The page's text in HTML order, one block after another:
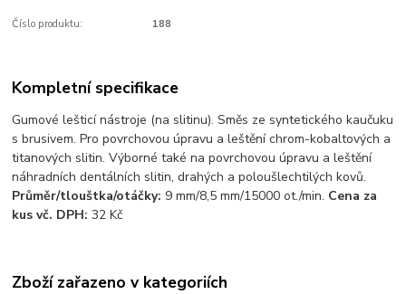
Číslo produktu: 188
Kompletní specifikace
Gumové lešticí nástroje (na slitinu). Směs ze syntetického kaučuku
s brusivem. Pro povrchovou úpravu a leštění chrom-kobaltových a
titanových slitin. Výborné také na povrchovou úpravu a leštění
náhradních dentálních slitin, drahých a poloušlechtilých kovů.
Průměr/tlouštka/otáčky: 9 mm/8,5 mm/15000 ot./min. Cena za
kus vč. DPH: 32 Kč
Zboží zařazeno v kategoriích